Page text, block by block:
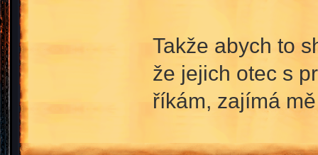
Takže abych to
že jejich otec s
říkám, zajímá